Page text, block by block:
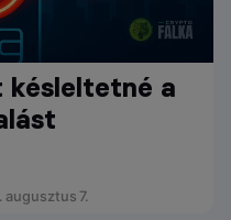
késleltetné a
7.